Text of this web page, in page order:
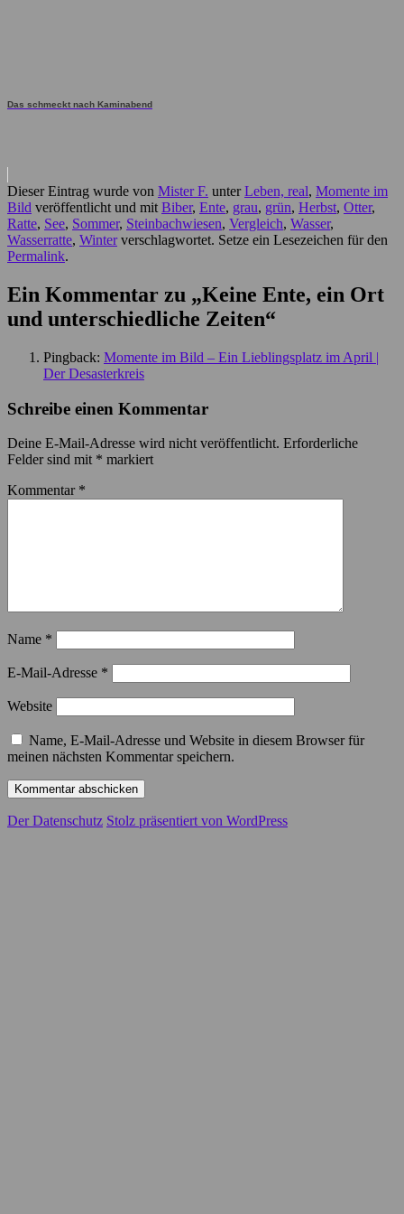
Das schmeckt nach Kaminabend
Dieser Eintrag wurde von Mister F. unterLeben, real, Momente im
Bild veröffentlicht und mit Biber, Ente, grau, grün, Herbst, Otter,
Ratte, See, Sommer, Steinbachwiesen, Vergleich, Wasser,
Wasserratte, Winterverschlagwortet. Setze ein Lesezeichen für den
Permalink.
Ein Kommentar zu „Keine Ente, ein Ort
und unterschiedliche Zeiten“
Pingback: Momente im Bild – Ein Lieblingsplatz im April |
Der Desasterkreis
Schreibe einen Kommentar
Deine E-Mail-Adresse wird nicht veröffentlicht. Erforderliche
Felder sind mit * markiert
Kommentar *
Name *
E-Mail-Adresse *
Website
Name, E-Mail-Adresse und Website in diesem Browser für
meinen nächsten Kommentar speichern.
Der Datenschutz Stolz präsentiert von WordPress